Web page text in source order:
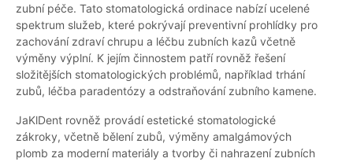
zubní péče. Tato stomatologická ordinace nabízí ucelené
spektrum služeb, které pokrývají preventivní prohlídky pro
zachování zdraví chrupu a léčbu zubních kazů včetně
výměny výplní. K jejím činnostem patří rovněž řešení
složitějších stomatologických problémů, například trhání
zubů, léčba paradentózy a odstraňování zubního kamene.
JaKlDent rovněž provádí estetické stomatologické
zákroky, včetně bělení zubů, výměny amalgámových
plomb za moderní materiály a tvorby či nahrazení zubních